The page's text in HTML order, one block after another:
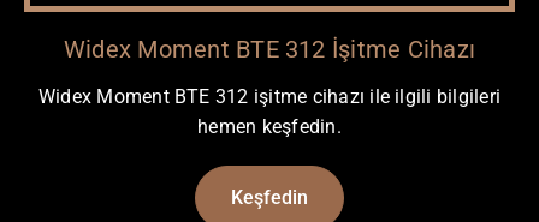
Widex Moment BTE 312 İşitme Cihazı
Widex Moment BTE 312 işitme cihazı ile ilgili bilgileri
hemen keşfedin.
Keşfedin